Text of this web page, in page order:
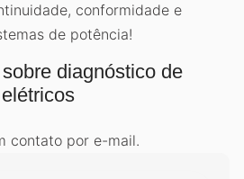
conformidade e
de potência!
diagnóstico de
contato por e-mail.